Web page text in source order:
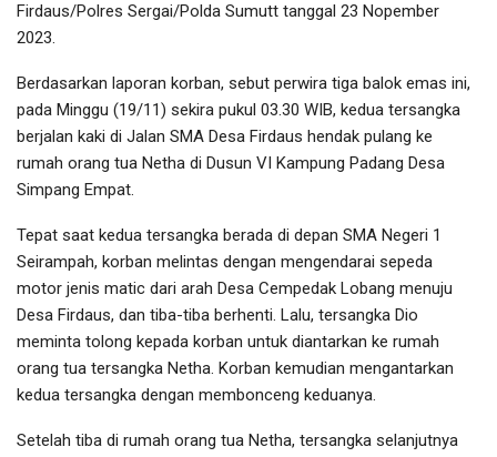
Firdaus/Polres Sergai/Polda Sumutt tanggal 23 Nopember
2023.
Berdasarkan laporan korban, sebut perwira tiga balok emas ini,
pada Minggu (19/11) sekira pukul 03.30 WIB, kedua tersangka
berjalan kaki di Jalan SMA Desa Firdaus hendak pulang ke
rumah orang tua Netha di Dusun VI Kampung Padang Desa
Simpang Empat.
Tepat saat kedua tersangka berada di depan SMA Negeri 1
Seirampah, korban melintas dengan mengendarai sepeda
motor jenis matic dari arah Desa Cempedak Lobang menuju
Desa Firdaus, dan tiba-tiba berhenti. Lalu, tersangka Dio
meminta tolong kepada korban untuk diantarkan ke rumah
orang tua tersangka Netha. Korban kemudian mengantarkan
kedua tersangka dengan membonceng keduanya.
Setelah tiba di rumah orang tua Netha, tersangka selanjutnya